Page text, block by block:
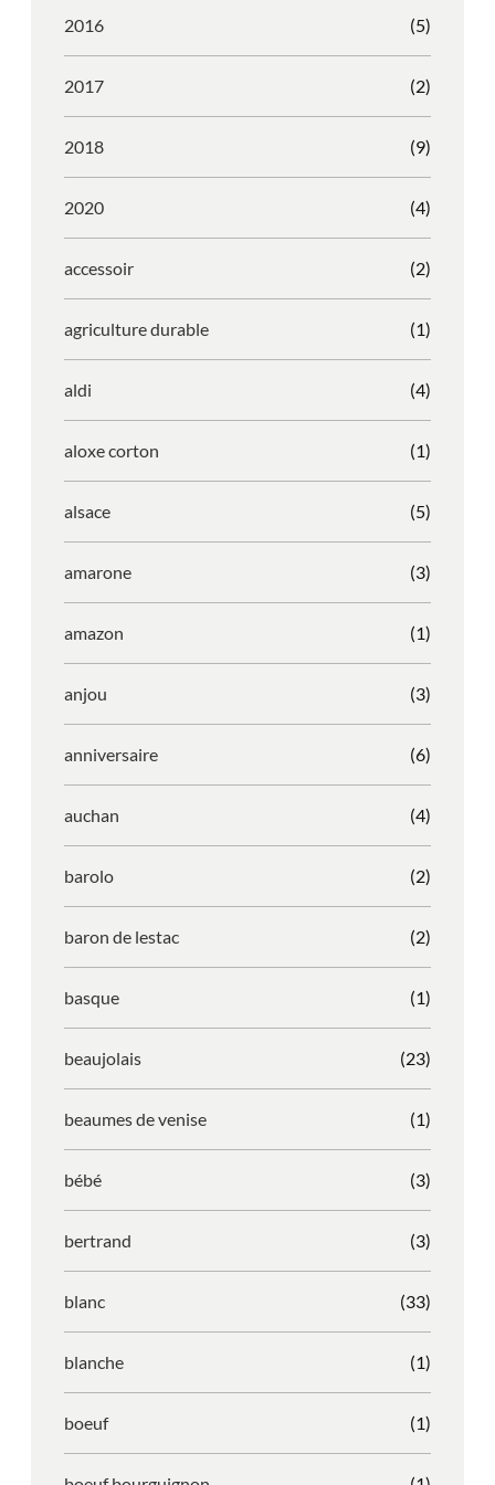
2016 (5)
2017 (2)
2018 (9)
2020 (4)
accessoir (2)
agriculture durable (1)
aldi (4)
aloxe corton (1)
alsace (5)
amarone (3)
amazon (1)
anjou (3)
anniversaire (6)
auchan (4)
barolo (2)
baron de lestac (2)
basque (1)
beaujolais (23)
beaumes de venise (1)
bébé (3)
bertrand (3)
blanc (33)
blanche (1)
boeuf (1)